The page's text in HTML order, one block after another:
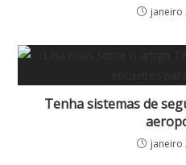
janeiro
Tenha sistemas de
janeiro